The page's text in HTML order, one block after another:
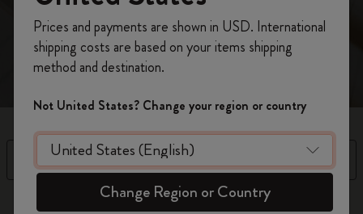
claire pour une meilleure gestion du temps.
Filtre
97 Produits
de remise ainsi que de frais de port gratuits
sur votre première commandeen utilisant le
codeWELCOME10.
Créez un compte Moleskine pour accéder à des
offres exclusives, des avantages réservés aux
membres et davantage d’inspiration.
Créer un compte!
Prices and payments are shown in USD. International
shipping costs are based on your items shipping
method and destination.
Not United States? Change your region or country
Change Region or Country